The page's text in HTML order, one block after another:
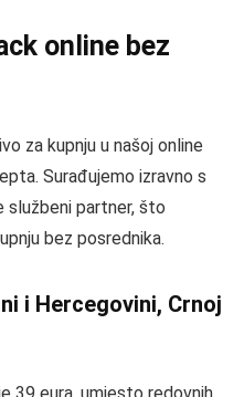
online bez
za kupnju u našoj online
Surađujemo izravno s
službeni partner, što
bez posrednika.
i Hercegovini, Crnoj